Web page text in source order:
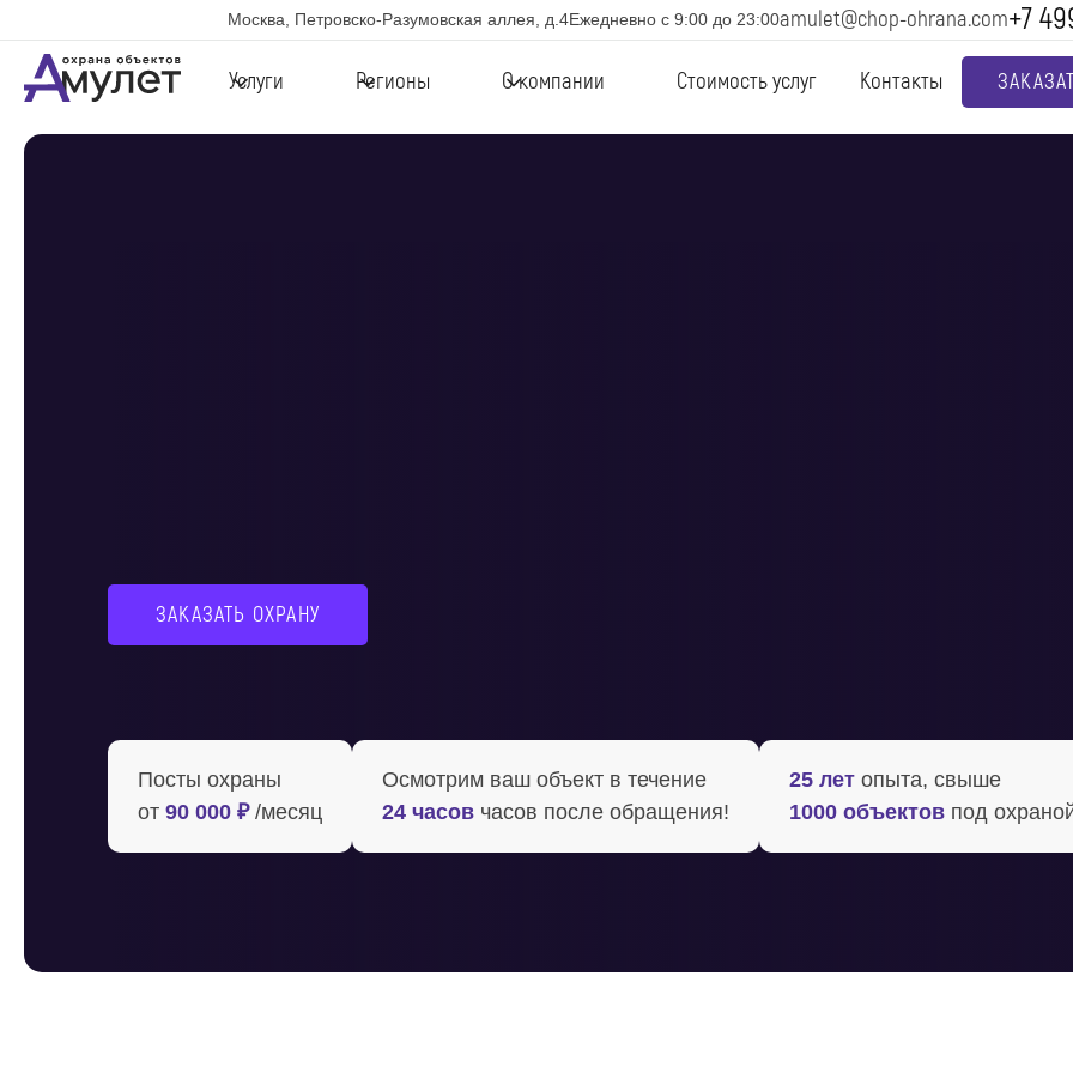
Москва, Петровско-Разумовская аллея, д.4Ежедневно с 9:00 до 23:00amulet@chop-ohrana.com+7
Услуги Регионы О компании Стоимость услуг Контакты
ЗАКАЗАТЬ ОХРАНУ
Посты охраны
от 90 000 ₽/месяц
Осмотрим ваш объект в течение ‍
24 часов часов после обращения!
25 лет опыта, свыше
1000 объектов под